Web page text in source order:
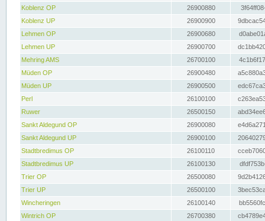
Koblenz OP
26900880
Koblenz UP
26900900
Lehmen OP
26900680
Lehmen UP
26900700
Mehring AMS
26700100
Müden OP
26900480
Müden UP
26900500
Perl
26100100
Ruwer
26500150
Sankt Aldegund OP
26900080
Sankt Aldegund UP
26900100
Stadtbredimus OP
26100110
Stadtbredimus UP
26100130
Trier OP
26500080
Trier UP
26500100
Wincheringen
26100140
Wintrich OP
26700380